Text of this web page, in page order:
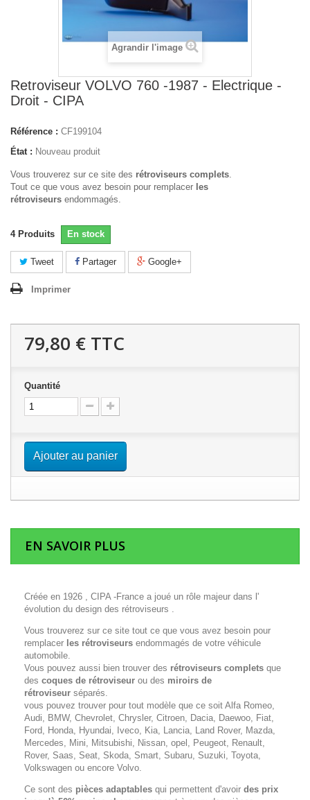
Agrandir l'image
Retroviseur VOLVO 760 -1987 - Electrique -
Droit - CIPA
Référence : CF199104
État : Nouveau produit
Vous trouverez sur ce site des rétroviseurs complets.
Tout ce que vous avez besoin pour remplacer les
rétroviseurs endommagés.
4 Produits En stock
Tweet Partager Google+
Imprimer
79,80 € TTC
Quantité
Ajouter au panier
EN SAVOIR PLUS
Créée en 1926 , CIPA -France a joué un rôle majeur dans l'
évolution du design des rétroviseurs .
Vous trouverez sur ce site tout ce que vous avez besoin pour
remplacer les rétroviseurs endommagés de votre véhicule
automobile.
Vous pouvez aussi bien trouver des rétroviseurs complets que
des coques de rétroviseur ou des miroirs de
rétroviseur séparés.
vous pouvez trouver pour tout modèle que ce soit Alfa Romeo,
Audi, BMW, Chevrolet, Chrysler, Citroen, Dacia, Daewoo, Fiat,
Ford, Honda, Hyundai, Iveco, Kia, Lancia, Land Rover, Mazda,
Mercedes, Mini, Mitsubishi, Nissan, opel, Peugeot, Renault,
Rover, Saas, Seat, Skoda, Smart, Subaru, Suzuki, Toyota,
Volkswagen ou encore Volvo.
Ce sont des pièces adaptables qui permettent d'avoir des prix